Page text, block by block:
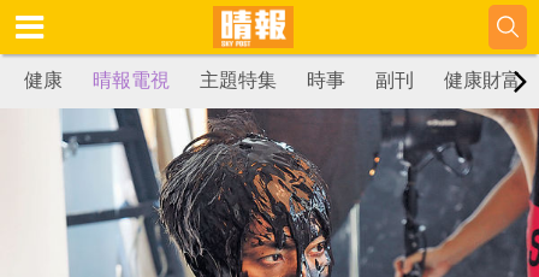
健康 晴報電視 主題特集 時事 副刊 健康財富